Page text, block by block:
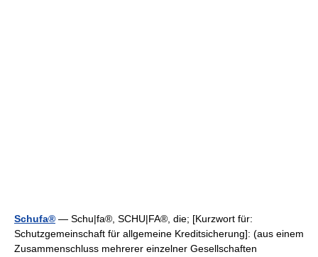
Schufa® — Schu|fa®, SCHU|FA®, die; [Kurzwort für:
Schutzgemeinschaft für allgemeine Kreditsicherung]: (aus einem
Zusammenschluss mehrerer einzelner Gesellschaften